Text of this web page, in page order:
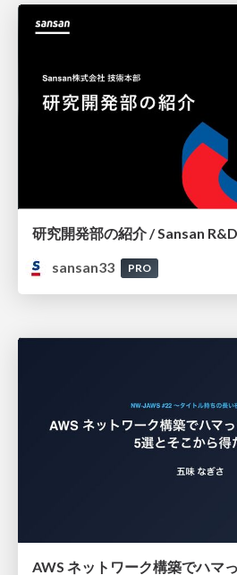
研究開発部の紹介 / Sansan
sansan33
PRO